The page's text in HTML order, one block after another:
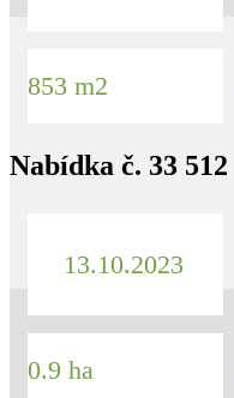
853 m2
Nabídka č. 33 512
13.10.2023
0.9 ha